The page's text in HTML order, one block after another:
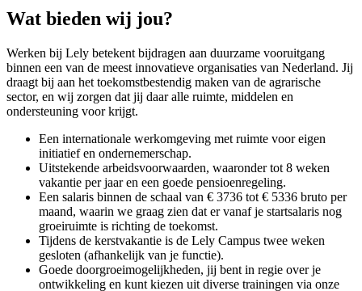
Wat bieden wij jou?
Werken bij Lely betekent bijdragen aan duurzame vooruitgang
binnen een van de meest innovatieve organisaties van Nederland. Jij
draagt bij aan het toekomstbestendig maken van de agrarische
sector, en wij zorgen dat jij daar alle ruimte, middelen en
ondersteuning voor krijgt.
Een internationale werkomgeving met ruimte voor eigen
initiatief en ondernemerschap.
Uitstekende arbeidsvoorwaarden, waaronder tot 8 weken
vakantie per jaar en een goede pensioenregeling.
Een salaris binnen de schaal van € 3736 tot € 5336 bruto per
maand, waarin we graag zien dat er vanaf je startsalaris nog
groeiruimte is richting de toekomst.
Tijdens de kerstvakantie is de Lely Campus twee weken
gesloten (afhankelijk van je functie).
Goede doorgroeimogelijkheden, jij bent in regie over je
ontwikkeling en kunt kiezen uit diverse trainingen via onze